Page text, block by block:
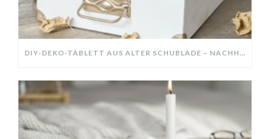
DIY-DEKO-TABLETT AUS ALTER SCHUBLADE – NACHHALTIGE HERBSTDEKO SELBER MACHEN!